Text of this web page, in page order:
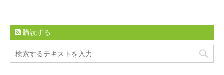
購読する